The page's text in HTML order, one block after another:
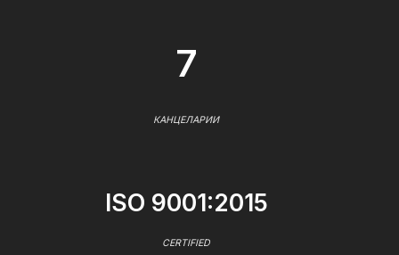
7
КАНЦЕЛАРИИ
ISO 9001:2015
CERTIFIED